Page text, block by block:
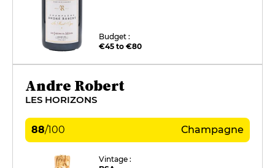
Budget :
€45 to €80
Andre Robert
LES HORIZONS
88/100 Champagne
Vintage :